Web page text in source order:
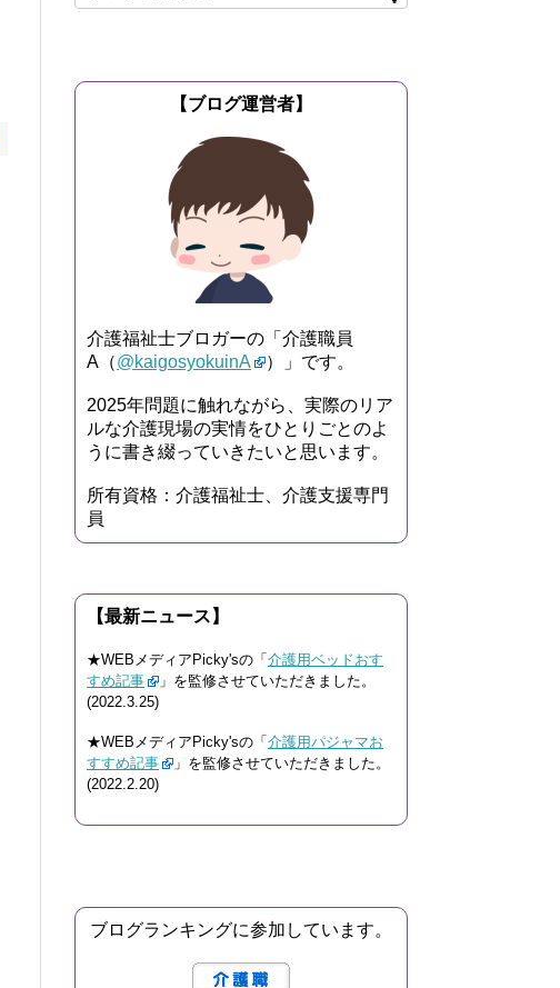
【ブログ運営者】
介護福祉士ブロガーの「介護職員
A（@kaigosyokuinA ）」です。
2025年問題に触れながら、実際のリア
ルな介護現場の実情をひとりごとのよ
うに書き綴っていきたいと思います。
所有資格：介護福祉士、介護支援専門
員
【最新ニュース】
★WEBメディアPicky'sの「 介護用ベッドおす
すめ記事
」を監修させていただきました。
(2022.3.25)
★WEBメディアPicky'sの「 介護用パジャマお
すすめ記事
」を監修させていただきました。
(2022.2.20)
ブログランキングに参加しています。